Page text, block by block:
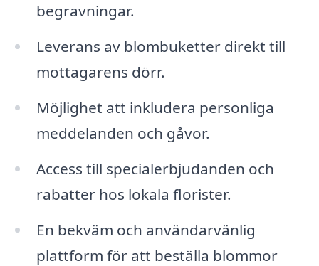
begravningar.
Leverans av blombuketter direkt till
mottagarens dörr.
Möjlighet att inkludera personliga
meddelanden och gåvor.
Access till specialerbjudanden och
rabatter hos lokala florister.
En bekväm och användarvänlig
plattform för att beställa blommor